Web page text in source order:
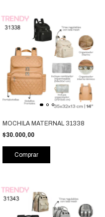
MOCHILA MATERNAL 31338
$30.000,00
Comprar